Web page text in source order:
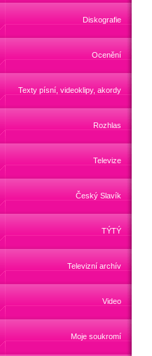
Diskografie
Ocenění
Texty písní, videoklipy, akordy
Rozhlas
Televize
Český Slavík
TÝTÝ
Televizní archív
Video
Moje soukromí